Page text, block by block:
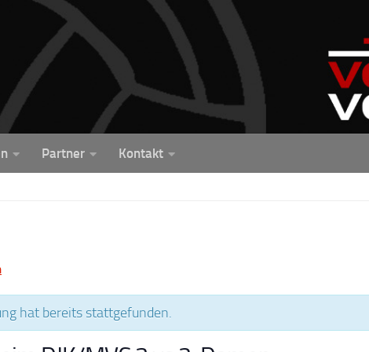
Partner Kontakt
hat bereits stattgefunden.